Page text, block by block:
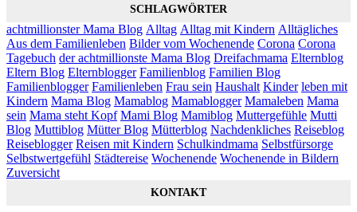
SCHLAGWÖRTER
achtmillionster Mama Blog Alltag Alltag mit Kindern Alltägliches
Aus dem Familienleben Bilder vom Wochenende Corona Corona
Tagebuch der achtmillionste Mama Blog Dreifachmama Elternblog
Eltern Blog Elternblogger Familienblog Familien Blog
Familienblogger Familienleben Frau sein Haushalt Kinder leben mit
Kindern Mama Blog Mamablog Mamablogger Mamaleben Mama
sein Mama steht Kopf Mami Blog Mamiblog Muttergefühle Mutti
Blog Muttiblog Mütter Blog Mütterblog Nachdenkliches Reiseblog
Reiseblogger Reisen mit Kindern Schulkindmama Selbstfürsorge
Selbstwertgefühl Städtereise Wochenende Wochenende in Bildern
Zuversicht
KONTAKT